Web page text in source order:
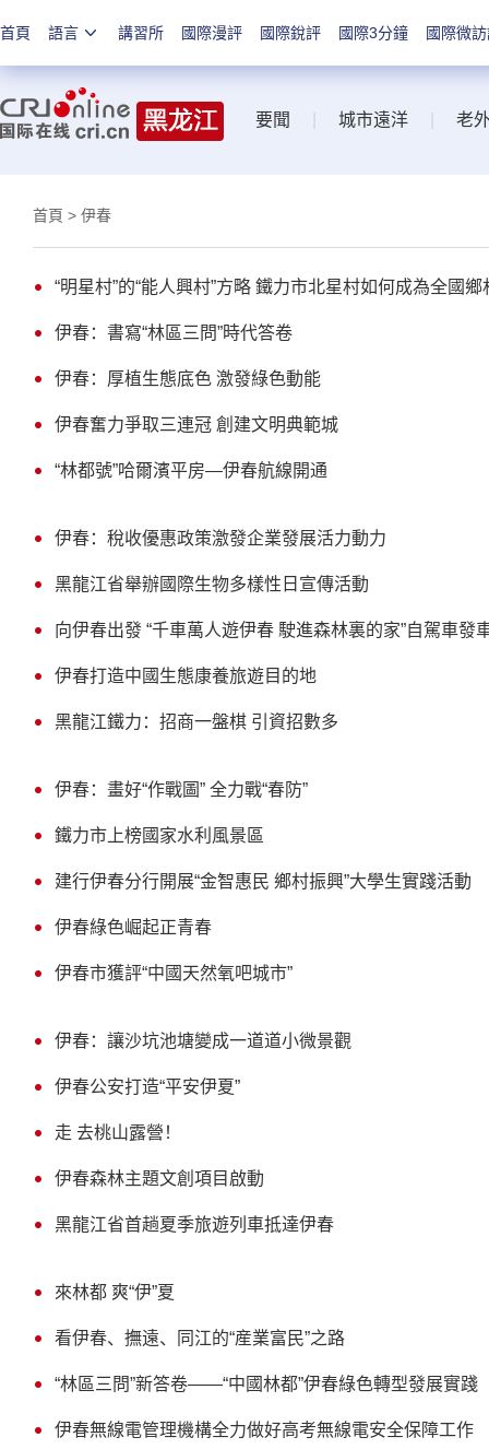
首頁 語言 講習所 國際漫評 國際銳評 國際3分鐘 國際微
要聞 城市遠洋 老
首頁 > 伊春
“明星村”的“能人興村”方略 鐵力市北星村如何成為全國
伊春：書寫“林區三問”時代答卷
伊春：厚植生態底色 激發綠色動能
伊春奮力爭取三連冠 創建文明典範城
“林都號”哈爾濱平房—伊春航線開通
伊春：稅收優惠政策激發企業發展活力動力
黑龍江省舉辦國際生物多樣性日宣傳活動
向伊春出發 “千車萬人遊伊春 駛進森林裏的家”自駕車發
伊春打造中國生態康養旅遊目的地
黑龍江鐵力：招商一盤棋 引資招數多
伊春：畫好“作戰圖” 全力戰“春防”
鐵力市上榜國家水利風景區
建行伊春分行開展“金智惠民 鄉村振興”大學生實踐活動
伊春綠色崛起正青春
伊春市獲評“中國天然氧吧城市”
伊春：讓沙坑池塘變成一道道小微景觀
伊春公安打造“平安伊夏”
走 去桃山露營！
伊春森林主題文創項目啟動
黑龍江省首趟夏季旅遊列車抵達伊春
來林都 爽“伊”夏
看伊春、撫遠、同江的“産業富民”之路
“林區三問”新答卷——“中國林都”伊春綠色轉型發展實踐
伊春無線電管理機構全力做好高考無線電安全保障工作